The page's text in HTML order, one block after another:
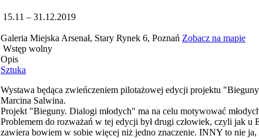
15.11 – 31.12.2019
Galeria Miejska Arsenał, Stary Rynek 6, Poznań Zobacz na mapie
Wstęp wolny
Opis
Sztuka
Wystawa będąca zwieńczeniem pilotażowej edycji projektu
Marcina Salwina.
Projekt "Bieguny. Dialogi młodych" ma na celu motywować
Problemem do rozważań w tej edycji był drugi człowiek, czyli jak
zawiera bowiem w sobie więcej niż jedno znaczenie. INNY to nie